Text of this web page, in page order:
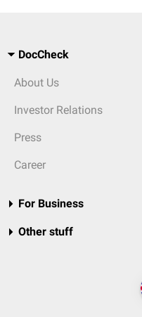
DocCheck
About Us
Investor Relations
Press
Career
For Business
Other stuff